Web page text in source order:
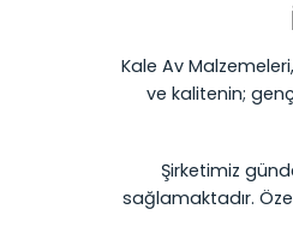
Kale Av
ve kalitenin;
Şirketimiz
sağlamaktadır.